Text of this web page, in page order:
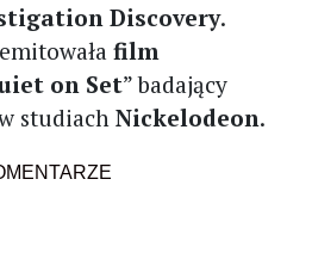
Discovery.
film
on Set” badający
studiach Nickelodeon.